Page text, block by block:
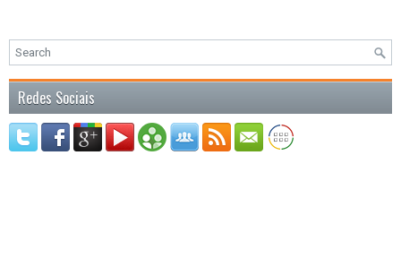
Redes Sociais